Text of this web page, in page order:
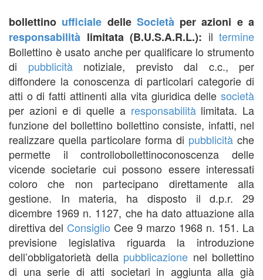
bollettino ufficiale delle Societàper azioni e a
responsabilità limitata (B.U.S.A.R.L.): il termine
Bollettino è usato anche per qualificare lo strumento
di pubblicitànotiziale, previsto dal c.c., per
diffondere la conoscenza di particolari categorie di
atti o di fatti attinenti alla vita giuridica delle società
per azioni e di quelle a responsabilitàlimitata. La
funzione del bollettino bollettino consiste, infatti, nel
realizzare quella particolare forma di pubblicità che
permette il controllobollettinoconoscenza delle
vicende societarie cui possono essere interessati
coloro che non partecipano direttamente alla
gestione. In materia, ha disposto il d.p.r. 29
dicembre 1969 n. 1127, che ha dato attuazione alla
direttiva del Consiglio Cee 9 marzo 1968 n. 151. La
previsione legislativa riguarda la introduzione
dell’obbligatorietà della pubblicazione nel bollettino
di una serie di atti societari in aggiunta alla già